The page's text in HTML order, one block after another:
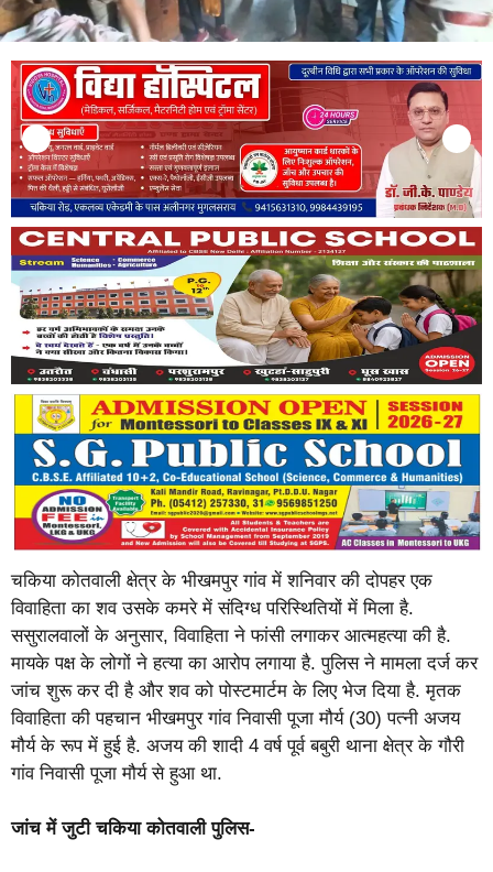
चकिया कोतवाली क्षेत्र के भीखमपुर गांव में शनिवार की दोपहर एक
विवाहिता का शव उसके कमरे में संदिग्ध परिस्थितियों में मिला है.
ससुरालवालों के अनुसार, विवाहिता ने फांसी लगाकर आत्महत्या की है.
मायके पक्ष के लोगों ने हत्या का आरोप लगाया है. पुलिस ने मामला दर्ज कर
जांच शुरू कर दी है और शव को पोस्टमार्टम के लिए भेज दिया है. मृतक
विवाहिता की पहचान भीखमपुर गांव निवासी पूजा मौर्य (30) पत्नी अजय
मौर्य के रूप में हुई है. अजय की शादी 4 वर्ष पूर्व बबुरी थाना क्षेत्र के गौरी
गांव निवासी पूजा मौर्य से हुआ था.
जांच में जुटी चकिया कोतवाली पुलिस-